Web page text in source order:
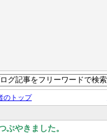
のトップ
ぶやきました。